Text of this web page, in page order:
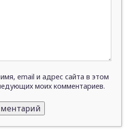
email и адрес сайта в этом
моих комментариев.